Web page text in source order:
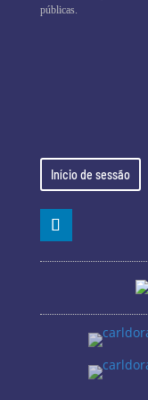
públicas.
Início de sessão